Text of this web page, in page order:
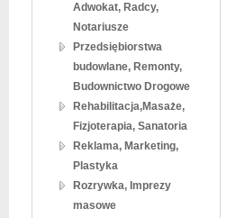
Adwokat, Radcy,
Notariusze
Przedsiębiorstwa
budowlane, Remonty,
Budownictwo Drogowe
Rehabilitacja,Masaże,
Fizjoterapia, Sanatoria
Reklama, Marketing,
Plastyka
Rozrywka, Imprezy
masowe